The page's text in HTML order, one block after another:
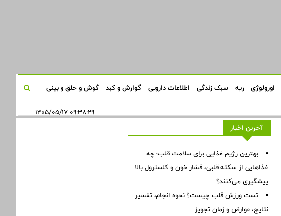
اورولوژی ریه سبک زندگی اطلاعات دارویی گوارش و کبد گوش و حلق و بینی
۰۹:۳۸:۲۹ ۱۴۰۵/۰۵/۱۷
آخرین اخبار
بهترین رژیم غذایی برای سلامت قلب؛ چه
غذاهایی از سکته قلبی، فشار خون و کلسترول بالا
پیشگیری می‌کنند؟
تست ورزش قلب چیست؟ نحوه انجام، تفسیر
نتایج، عوارض و زمان تجویز